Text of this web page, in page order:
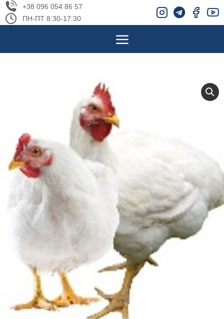
+38 096 054 86 57
ПН-ПТ 8:30-17:30